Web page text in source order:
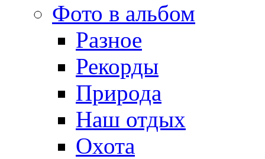
Фото в альбом
Разное
Рекорды
Природа
Наш отдых
Охота